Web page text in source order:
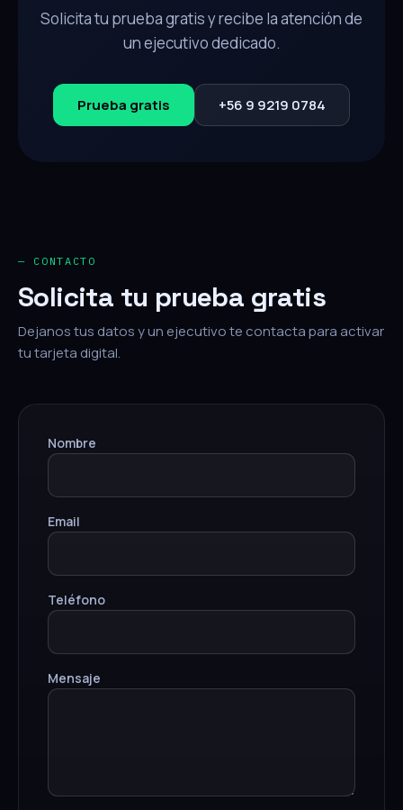
Solicita tu prueba gratis y recibe la atención de
un ejecutivo dedicado.
Prueba gratis +56 9 9219 0784
— CONTACTO
Solicita tu prueba gratis
Dejanos tus datos y un ejecutivo te contacta para activar
tu tarjeta digital.
Nombre
Email
Teléfono
Mensaje